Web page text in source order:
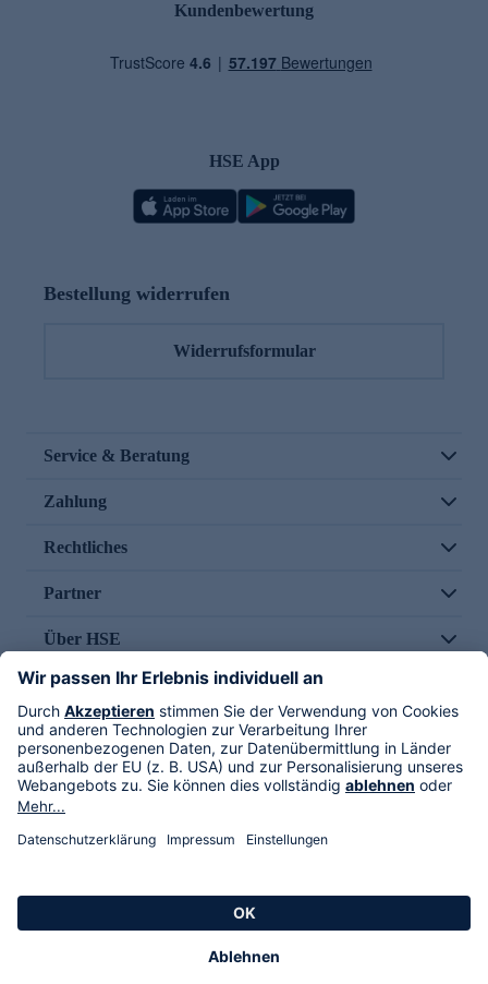
Kundenbewertung
HSE App
Bestellung widerrufen
Widerrufsformular
Service & Beratung
Zahlung
Rechtliches
Partner
Über HSE
Im TV
HSE International